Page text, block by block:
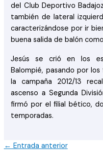
del Club Deportivo
también de lateral
caracterizándose por ir
buena salida de balón
Jesús se crió en los
Balompié, pasando por los
la campaña 2012/13
ascenso a Segunda
firmó por el filial bético,
temporadas.
← Entrada anterior